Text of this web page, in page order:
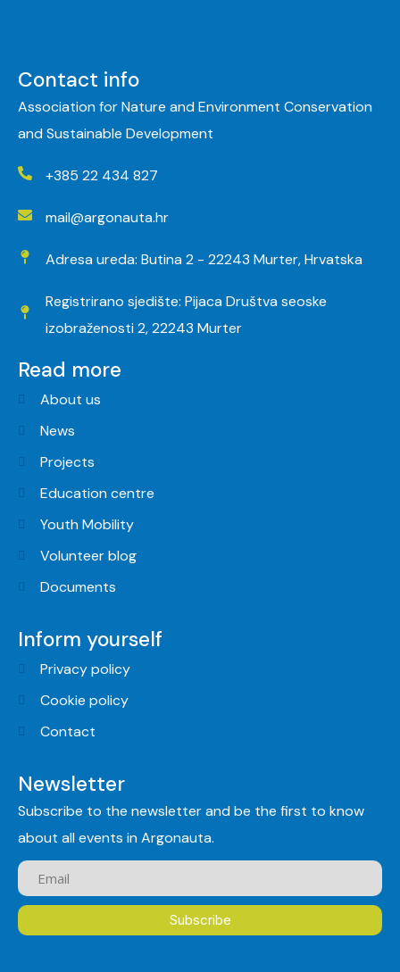
Contact info
Association for Nature and Environment Conservation
and Sustainable Development
+385 22 434 827
mail@argonauta.hr
Adresa ureda: Butina 2 - 22243 Murter, Hrvatska
Registrirano sjedište: Pijaca Društva seoske
izobraženosti 2, 22243 Murter
Read more
About us
News
Projects
Education centre
Youth Mobility
Volunteer blog
Documents
Inform yourself
Privacy policy
Cookie policy
Contact
Newsletter
Subscribe to the newsletter and be the first to know
about all events in Argonauta.